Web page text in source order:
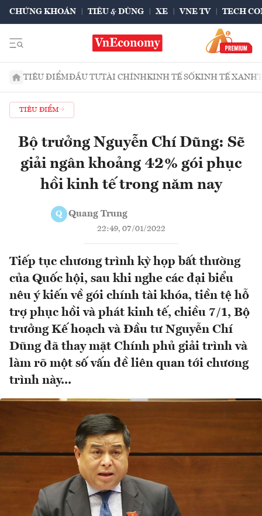
CHỨNG KHOÁN TIÊU & DÙNG XE VNE TV TECH
TIÊU ĐIỂMĐẦU TƯTÀI CHÍNHKINH TẾ SỐKINH TẾ XANH
TIÊU ĐIỂM
Bộ trưởng Nguyễn Chí Dũng: Sẽ
giải ngân khoảng 42% gói phục
hồi kinh tế trong năm nay
Q Quang Trung
22:49, 07/01/2022
Tiếp tục chương trình kỳ họp bất thường
của Quốc hội, sau khi nghe các đại biểu
nêu ý kiến về gói chính tài khóa, tiền tệ hỗ
trợ phục hồi và phát kinh tế, chiều 7/1, Bộ
trưởng Kế hoạch và Đầu tư Nguyễn Chí
Dũng đã thay mặt Chính phủ giải trình và
làm rõ một số vấn đề liên quan tới chương
trình này...